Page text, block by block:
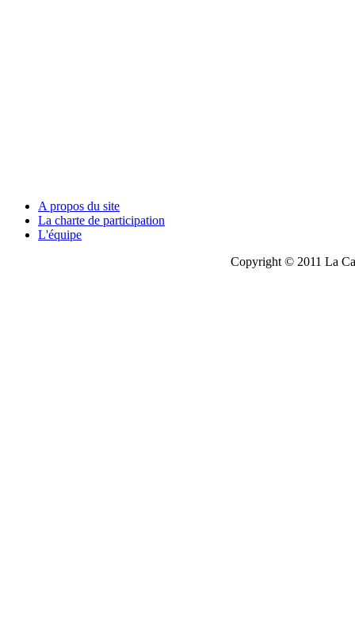
A propos du site
La charte de participation
L'équipe
Copyright © 2011 La